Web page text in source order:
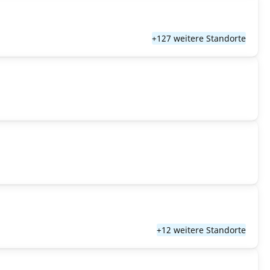
+127 weitere Standorte
+12 weitere Standorte